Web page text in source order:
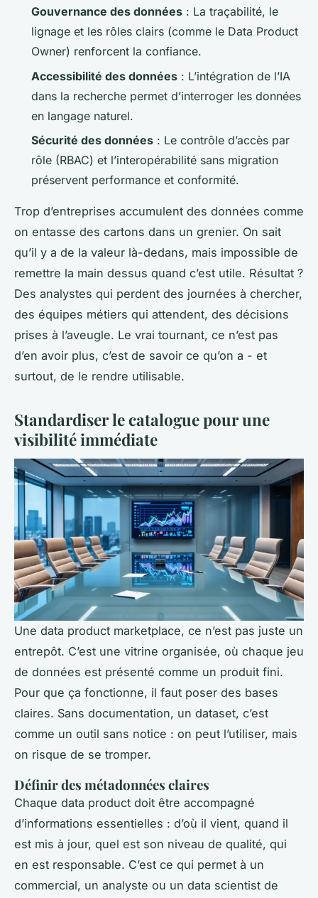
Gouvernance des données : La traçabilité, le
lignage et les rôles clairs (comme le Data Product
Owner) renforcent la confiance.
Accessibilité des données : L’intégration de l’IA
dans la recherche permet d’interroger les données
en langage naturel.
Sécurité des données : Le contrôle d’accès par
rôle (RBAC) et l’interopérabilité sans migration
préservent performance et conformité.
Trop d’entreprises accumulent des données comme
on entasse des cartons dans un grenier. On sait
qu’il y a de la valeur là-dedans, mais impossible de
remettre la main dessus quand c’est utile. Résultat ?
Des analystes qui perdent des journées à chercher,
des équipes métiers qui attendent, des décisions
prises à l’aveugle. Le vrai tournant, ce n’est pas
d’en avoir plus, c’est de savoir ce qu’on a - et
surtout, de le rendre utilisable.
Standardiser le catalogue pour une
visibilité immédiate
Une data product marketplace, ce n’est pas juste un
entrepôt. C’est une vitrine organisée, où chaque jeu
de données est présenté comme un produit fini.
Pour que ça fonctionne, il faut poser des bases
claires. Sans documentation, un dataset, c’est
comme un outil sans notice : on peut l’utiliser, mais
on risque de se tromper.
Définir des métadonnées claires
Chaque data product doit être accompagné
d’informations essentielles : d’où il vient, quand il
est mis à jour, quel est son niveau de qualité, qui
en est responsable. C’est ce qui permet à un
commercial, un analyste ou un data scientist de